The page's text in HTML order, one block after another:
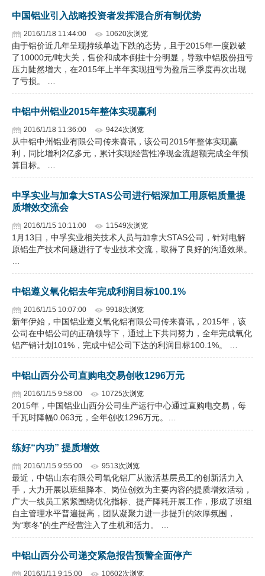
中国铝业引入战略投资者发挥混合所有制优势
2016/1/18 11:44:00 10620次浏览
由于铝价近几年呈现持续单边下跌的态势，且于2015年一度跌破
了10000元/吨大关，售价和成本倒挂十分明显，导致中铝股份扭亏
压力陡然增大，在2015年上半年实现扭亏为盈后三季度再次出现
了亏损。 …
中铝中州铝业2015年整体实现赢利
2016/1/18 11:36:00 9424次浏览
从中铝中州铝业有限公司传来喜讯，该公司2015年整体实现赢
利，同比增利2亿多元，累计实现经营性净现金流超额完成全年预
算目标。 …
中孚实业与加拿大STAS公司进行铝深加工用原铝质量提
质增效交流会
2016/1/15 10:11:00 11549次浏览
1月13日，中孚实业相关技术人员与加拿大STAS公司，针对电解
原铝生产技术问题进行了专业技术交流，取得了良好的沟通效果。
中铝遵义氧化铝去年完成利润目标100.1%
2016/1/15 10:07:00 9918次浏览
新年伊始，中国铝业遵义氧化铝有限公司传来喜讯，2015年，该
公司在中铝公司的正确领导下，通过上下共同努力，全年完成氧化
铝产销计划101%，完成中铝公司下达的利润目标100.1%。 …
中铝山西分公司直购电交易创收1296万元
2016/1/15 9:58:00 10725次浏览
2015年，中国铝业山西分公司生产运行中心通过直购电交易，每
千瓦时降幅0.063元，全年创收1296万元。…
练好“内功” 提质增效
2016/1/15 9:55:00 9513次浏览
最近，中铝山东有限公司氧化铝厂从激活基层员工的创新活力入
手，大力开展以班组降本、岗位创效为主要内容的提质增效活动，
广大一线员工紧紧围绕优化指标、提产降耗开展工作，形成了班组
自主管理水平普遍提高，团队凝聚力进一步提升的浓厚氛围，
为“寒冬”的生产经营注入了生机和活力。 …
中铝山西分公司递交紧急报告预警全面停产
2016/1/11 9:15:00 10602次浏览